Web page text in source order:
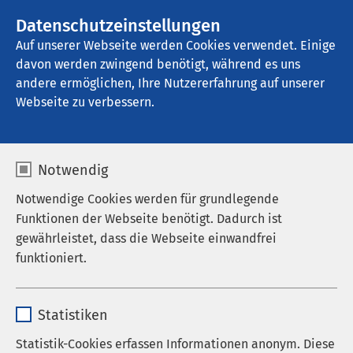
Datenschutzeinstellungen
Auf unserer Webseite werden Cookies verwendet. Einige
davon werden zwingend benötigt, während es uns
andere ermöglichen, Ihre Nutzererfahrung auf unserer
Webseite zu verbessern.
Notwendig
Notwendige Cookies werden für grundlegende
Funktionen der Webseite benötigt. Dadurch ist
gewährleistet, dass die Webseite einwandfrei
funktioniert.
Anbieter sgalinski
Statistiken
Statistik-Cookies erfassen Informationen anonym. Diese
AMEOS Klinikum St. Clemens Oberhausen
Ultraschall-
Untersuchungen
Warum Ultraschall?
Ultraschalluntersuchungen geben wichtige
Während der Schwangerschaft gehörenmindestens